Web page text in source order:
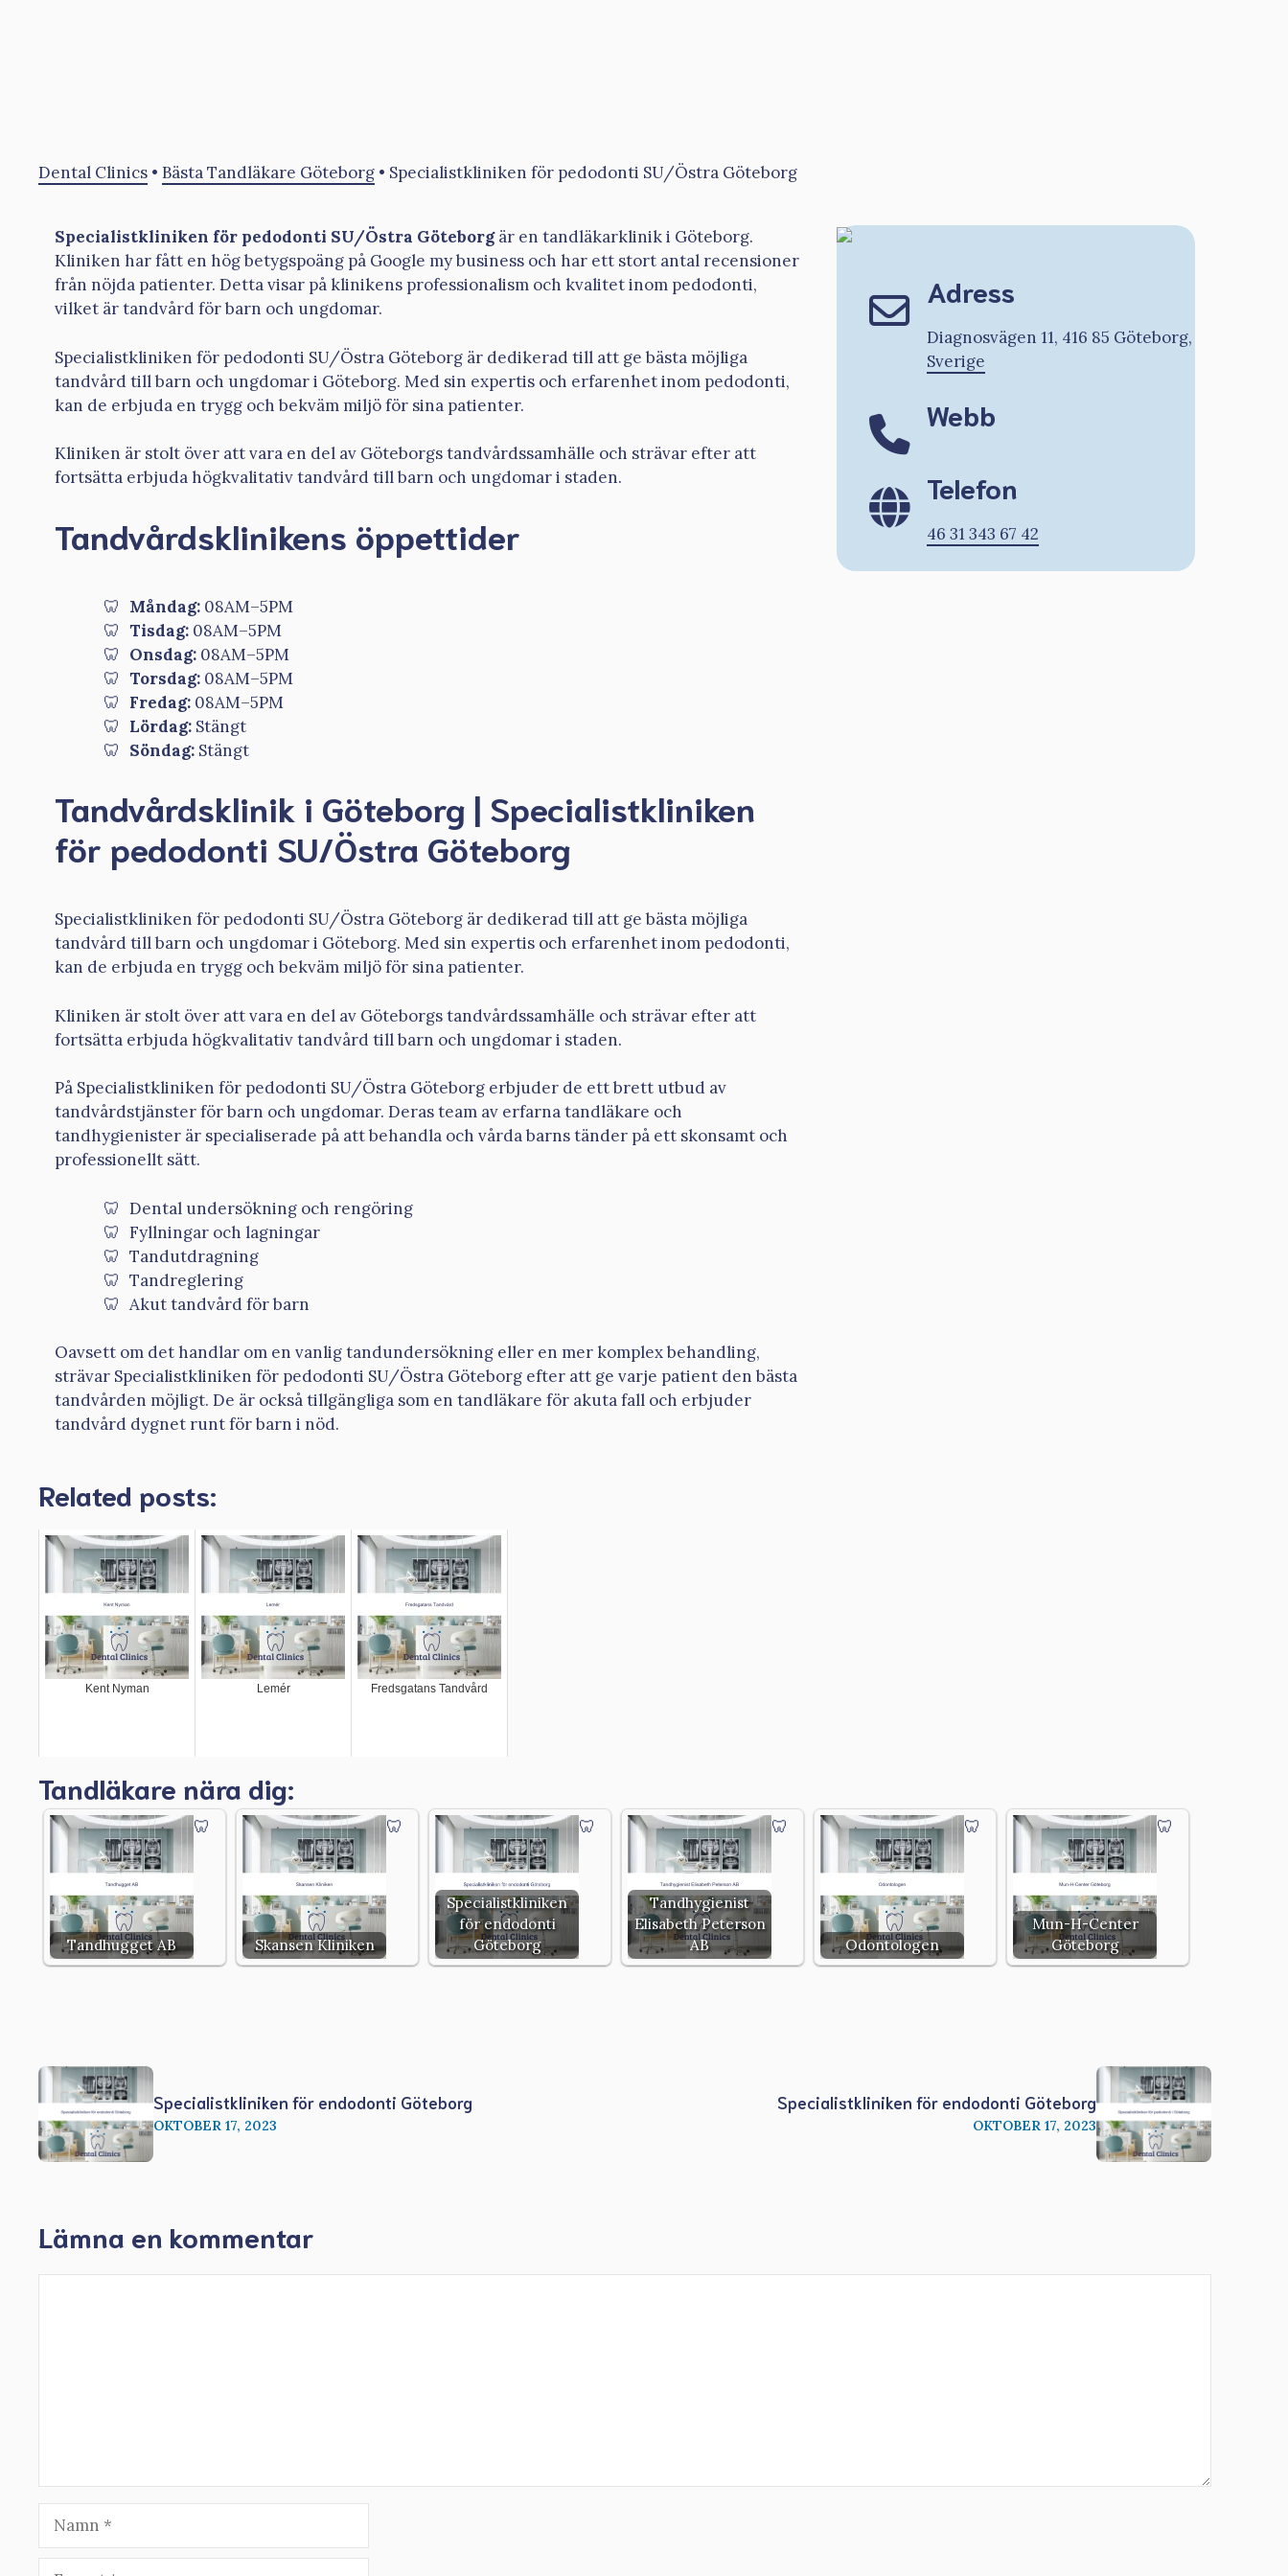
Dental Clinics • Bästa Tandläkare Göteborg • Specialistkliniken för pedodonti SU/Östra Göteborg
Specialistkliniken för pedodonti SU/Östra Göteborgär en tandläkarklinik i Göteborg.
Kliniken har fått en hög betygspoäng på Google my business och har ett stort antal recensioner
från nöjda patienter. Detta visar på klinikens professionalism och kvalitet inom pedodonti,
vilket är tandvård för barn och ungdomar.
Specialistkliniken för pedodonti SU/Östra Göteborg är dedikerad till att ge bästa möjliga
tandvård till barn och ungdomar i Göteborg. Med sin expertis och erfarenhet inom pedodonti,
kan de erbjuda en trygg och bekväm miljö för sina patienter.
Kliniken är stolt över att vara en del av Göteborgs tandvårdssamhälle och strävar efter att
fortsätta erbjuda högkvalitativ tandvård till barn och ungdomar i staden.
Tandvårdsklinikens öppettider
Måndag: 08AM–5PM
Tisdag: 08AM–5PM
Onsdag: 08AM–5PM
Torsdag: 08AM–5PM
Fredag: 08AM–5PM
Lördag: Stängt
Söndag: Stängt
Tandvårdsklinik i Göteborg | Specialistkliniken
för pedodonti SU/Östra Göteborg
Specialistkliniken för pedodonti SU/Östra Göteborg är dedikerad till att ge bästa möjliga
tandvård till barn och ungdomar i Göteborg. Med sin expertis och erfarenhet inom pedodonti,
kan de erbjuda en trygg och bekväm miljö för sina patienter.
Kliniken är stolt över att vara en del av Göteborgs tandvårdssamhälle och strävar efter att
fortsätta erbjuda högkvalitativ tandvård till barn och ungdomar i staden.
På Specialistkliniken för pedodonti SU/Östra Göteborg erbjuder de ett brett utbud av
tandvårdstjänster för barn och ungdomar. Deras team av erfarna tandläkare och
tandhygienister är specialiserade på att behandla och vårda barns tänder på ett skonsamt och
professionellt sätt.
Dental undersökning och rengöring
Fyllningar och lagningar
Tandutdragning
Tandreglering
Akut tandvård för barn
Oavsett om det handlar om en vanlig tandundersökning eller en mer komplex behandling,
strävar Specialistkliniken för pedodonti SU/Östra Göteborg efter att ge varje patient den bästa
tandvården möjligt. De är också tillgängliga som en tandläkare för akuta fall och erbjuder
tandvård dygnet runt för barn i nöd.
Adress
Diagnosvägen 11, 416 85 Göteborg,
Sverige
Webb
Telefon
46 31 343 67 42
Related posts:
Kent Nyman Lemér Fredsgatans Tandvård
Tandläkare nära dig:
Tandhugget AB Skansen Kliniken
Specialistkliniken
för endodonti
Göteborg
Tandhygienist
Elisabeth Peterson
AB
Odontologen
Mun-H-Center
Göteborg
Specialistkliniken för endodonti Göteborg
OKTOBER 17, 2023
Specialistkliniken för endodonti Göteborg
OKTOBER 17, 2023
Lämna en kommentar